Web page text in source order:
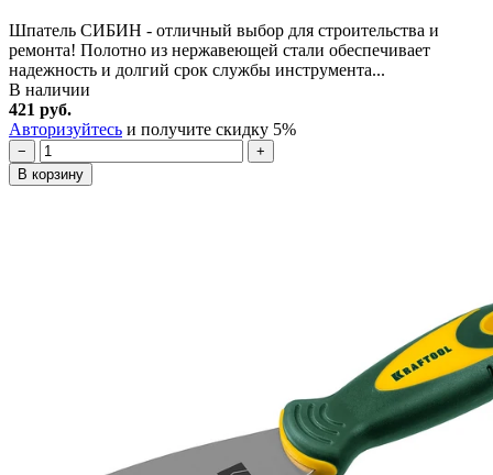
Шпатель СИБИН - отличный выбор для строительства и
ремонта! Полотно из нержавеющей стали обеспечивает
надежность и долгий срок службы инструмента...
В наличии
421 руб.
Авторизуйтесь и получите скидку 5%
−
+
В корзину